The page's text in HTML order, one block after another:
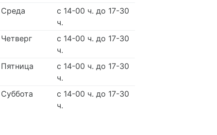
Среда
с 14-00 ч. до 17-30
ч.
Четверг
с 14-00 ч. до 17-30
ч.
Пятница
с 14-00 ч. до 17-30
ч.
Суббота
с 14-00 ч. до 17-30
ч.